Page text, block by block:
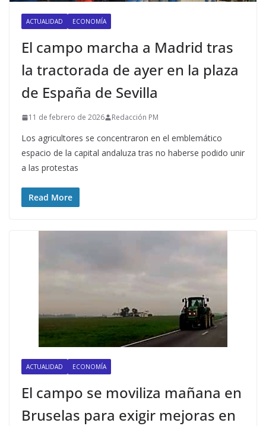
ACTUALIDAD ECONOMÍA
El campo marcha a Madrid tras
la tractorada de ayer en la plaza
de España de Sevilla
11 de febrero de 2026 Redacción PM
Los agricultores se concentraron en el emblemático
espacio de la capital andaluza tras no haberse podido unir
a las protestas
Read More
ACTUALIDAD ECONOMÍA
El campo se moviliza mañana en
Bruselas para exigir mejoras en